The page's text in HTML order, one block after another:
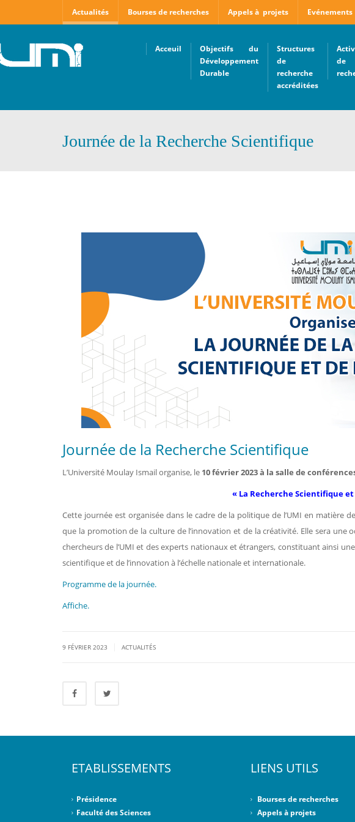
Actualités Bourses de recherches Appels à projets Evénements
Acceuil
Objectifs du
Développement
Durable
Structures
de
recherche
accréditées
de
Journée de la Recherche Scientifique
Journée de la Recherche Scientifique
L’Université Moulay Ismail organise, le 10 février 2023 à la salle de
« La Recherche Scientifique
Cette journée est organisée dans le cadre de la politique de l’UMI en matière
que la promotion de la culture de l’innovation et de la créativité. Elle sera une
chercheurs de l’UMI et des experts nationaux et étrangers, constituant ainsi
scientifique et de l’innovation à l’échelle nationale et internationale.
Programme de la journée.
Affiche.
9 FÉVRIER 2023 ACTUALITÉS
ETABLISSEMENTS
Présidence
Faculté des Sciences
LIENS UTILS
Bourses de recherches
Appels à projets